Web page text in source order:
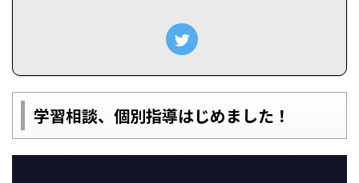
学習相談、個別指導はじめました！